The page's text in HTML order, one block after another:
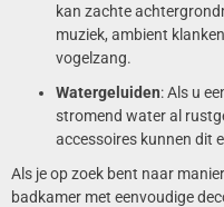
kan zachte
muziek, ambient
vogelzang.
Watergeluiden: Als u
stromend water al
accessoires kunnen dit
Als je op zoek bent naar
badkamer met eenvoudige